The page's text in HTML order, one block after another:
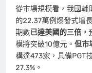
從市場規模看，我國
的22.37萬例爆發式增
期數已達美國的三倍，
模將突破10億元。 但市
構達473家，具備PGT
27.3%。